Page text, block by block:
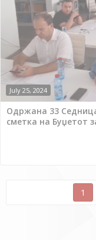
July 25, 2024
Одржана 33
сметка на Буџетот
Posts 1